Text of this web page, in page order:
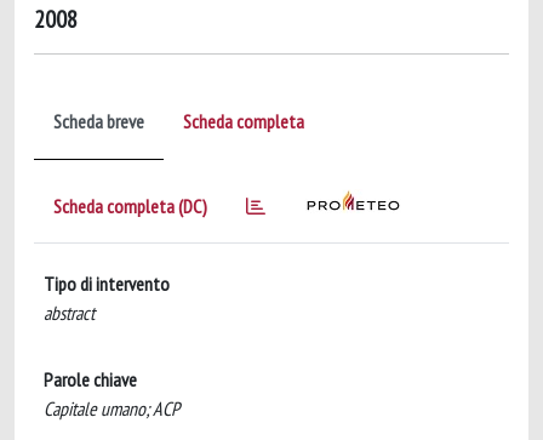
2008
Scheda breve Scheda completa
Scheda completa (DC)
Tipo di intervento
abstract
Parole chiave
Capitale umano; ACP